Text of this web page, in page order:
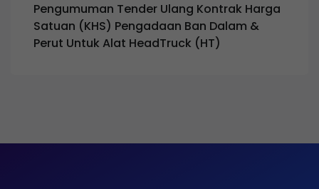
Pengumuman Tender Ulang Kontrak Harga
Satuan (KHS) Pengadaan Ban Dalam &
Perut Untuk Alat HeadTruck (HT)